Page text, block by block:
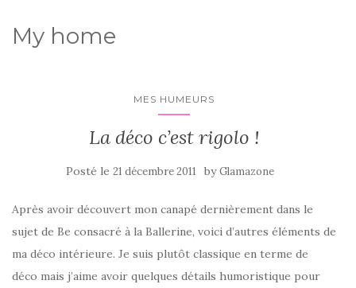
My home
MES HUMEURS
La déco c’est rigolo !
Posté le 21 décembre 2011 byGlamazone
Après avoir découvert mon canapé dernièrement dans le
sujet de Be consacré à la Ballerine, voici d’autres éléments de
ma déco intérieure. Je suis plutôt classique en terme de
déco mais j’aime avoir quelques détails humoristique pour